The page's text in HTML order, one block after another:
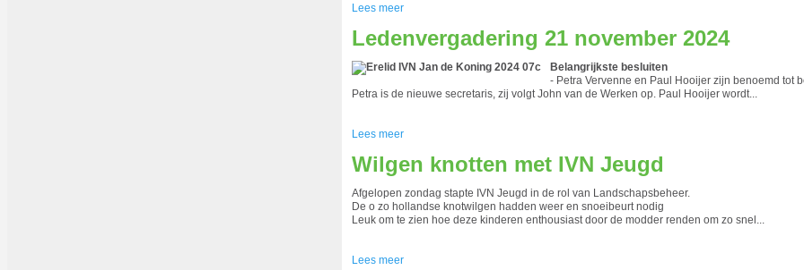
Lees meer
Ledenvergadering 21 november 2024
Belangrijkste besluiten
- Petra Vervenne en Paul Hooijer zijn benoemd tot
Petra is de nieuwe secretaris, zij volgt John van de Werken op. Paul Hooijer wordt...
Lees meer
Wilgen knotten met IVN Jeugd
Afgelopen zondag stapte IVN Jeugd in de rol van Landschapsbeheer.
De o zo hollandse knotwilgen hadden weer en snoeibeurt nodig
Leuk om te zien hoe deze kinderen enthousiast door de modder renden om zo snel...
Lees meer